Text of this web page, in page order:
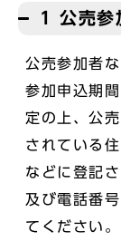
1 公売参
公売参加者
参加申込期
定の上、公
されている
などに登記
及び電話番
てください。